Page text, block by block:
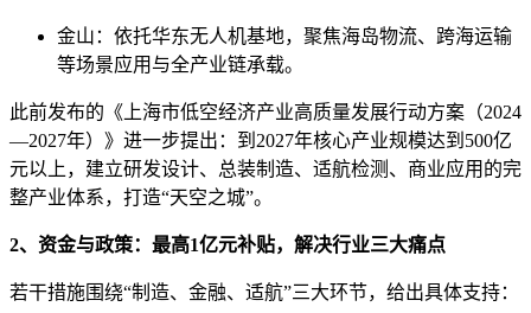
金山：依托华东无人机基地，聚焦海岛物流、跨海运输
等场景应用与全产业链承载。
此前发布的《上海市低空经济产业高质量发展行动方案（2024
—2027年）》进一步提出：到2027年核心产业规模达到500亿
元以上，建立研发设计、总装制造、适航检测、商业应用的完
整产业体系，打造“天空之城”。
2、资金与政策：最高1亿元补贴，解决行业三大痛点
若干措施围绕“制造、金融、适航”三大环节，给出具体支持：